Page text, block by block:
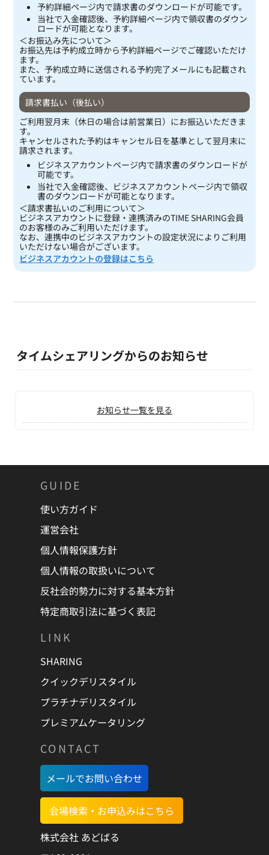
予約詳細ページ内で請求書のダウンロードが可能です。
当社で入金確認後、予約詳細ページ内で領収書のダウン
ロードが可能となります。
＜お振込み先について＞
お振込先は予約成立時から予約詳細ページでご確認いただけ
ます。
また、予約成立時に送信される予約完了メールにも記載され
ています。
請求書払い（後払い）
ご利用翌月末（休日の場合は前営業日）にお振込いただきま
す。
キャンセルされた予約はキャンセル日を基準として翌月末に
請求されます。
ビジネスアカウントページ内で請求書のダウンロードが
可能です。
当社で入金確認後、ビジネスアカウントページ内で領収
書のダウンロードが可能となります。
＜請求書払いのご利用について＞
ビジネスアカウントに登録・連携済みのTIME SHARING会員
のお客様のみご利用いただけます。
なお、連携中のビジネスアカウントの設定状況によりご利用
いただけない場合がございます。
ビジネスアカウントの登録はこちら
タイムシェアリングからのお知らせ
お知らせ一覧を見る
GUIDE
使い方ガイド
運営会社
個人情報保護方針
個人情報の取扱いについて
反社会的勢力に対する基本方針
特定商取引法に基づく表記
LINK
SHARING
クイックデリスタイル
プラチナデリスタイル
プレミアムケータリング
CONTACT
メールでお問い合わせ
会場検索・お申込みはこちら
株式会社 あどばる